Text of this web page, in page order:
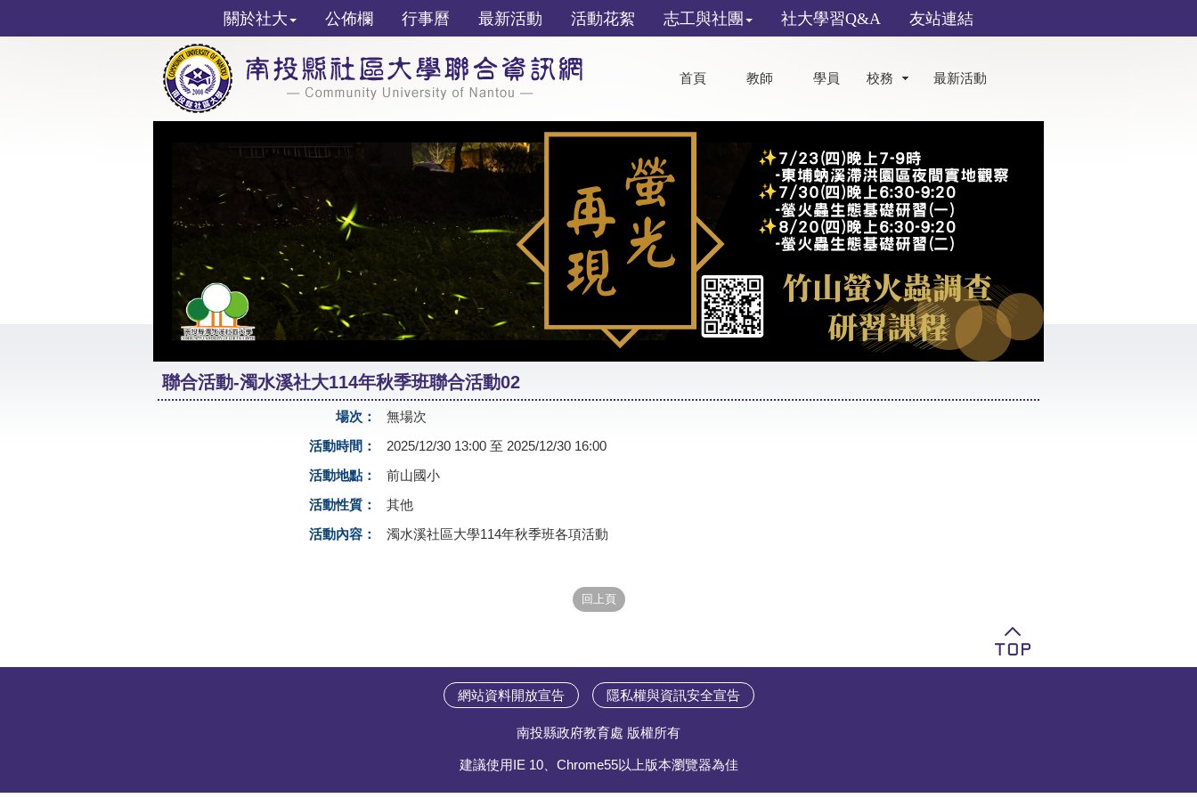
關於社大 公佈欄 行事曆 最新活動 活動花絮 志工與社團 社大學習Q&A 友站連結
首頁 教師 學員 校務 最新活動
聯合活動-濁水溪社大114年秋季班聯合活動02
場次：
無場次
活動時間：
2025/12/30 13:00 至 2025/12/30 16:00
活動地點：
前山國小
活動性質：
其他
活動內容：
濁水溪社區大學114年秋季班各項活動
網站資料開放宣告 隱私權與資訊安全宣告
南投縣政府教育處 版權所有
建議使用IE 10、Chrome55以上版本瀏覽器為佳